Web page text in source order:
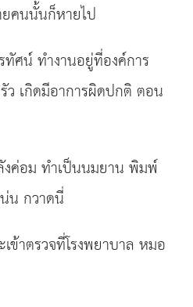
คนนั้นก็หายไป
ทัศน์ ทำงานอยู่ที่องค์การ
เกิดมีอาการผิดปกติ ตอน
ค่อม ทำเป็นนมยาน พิมพ์
น กวาดนี่
าตรวจที่โรงพยาบาล หมอ